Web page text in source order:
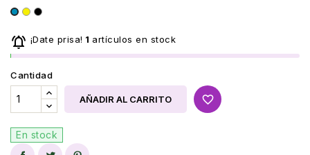
AzulAmarillo
Negro
 ¡Date prisa! 1 artículos en stock
Cantidad
AÑADIR AL CARRITO favorite_border
En stock